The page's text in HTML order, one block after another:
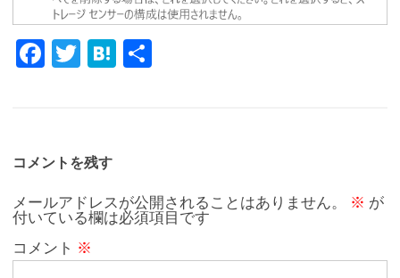
Fa
o
o
k
T
r
H
コメントを残す
メールアドレスが公開されることはありません。 ※ が
付いている欄は必須項目です
コメント ※